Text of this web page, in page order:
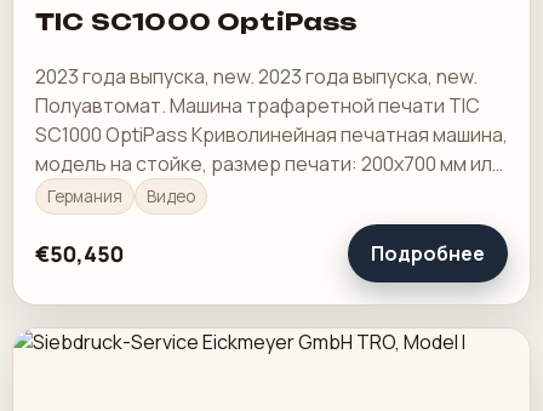
TIC SC1000 OptiPass
2023 года выпуска, new. 2023 года выпуска, new.
Полуавтомат. Машина трафаретной печати TIC
SC1000 OptiPass Криволинейная печатная машина,
модель на стойке, размер печати: 200x700 мм или
ø печати: 600x700 мм (Внимание: при ø 600…
Германия Видео
€50,450 Подробнее